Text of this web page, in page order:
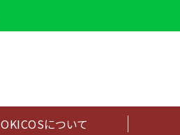
OKICOSについて